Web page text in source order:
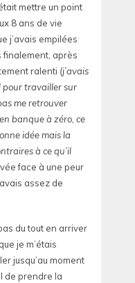
mettre un point
8 ans de vie
j’avais empilées
finalement, après
ralenti (j’avais
pour travailler sur
me retrouver
banque à zéro, ce
idée mais la
à ce qu’il
face à une peur
assez de
du tout en arriver
je m’étais
jusqu’au moment
de prendre la